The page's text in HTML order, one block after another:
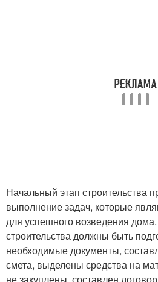
Начальный этап строительства
выполнение задач, которые
для успешного возведения
строительства должны быть
необходимые документы,
смета, выделены средства на